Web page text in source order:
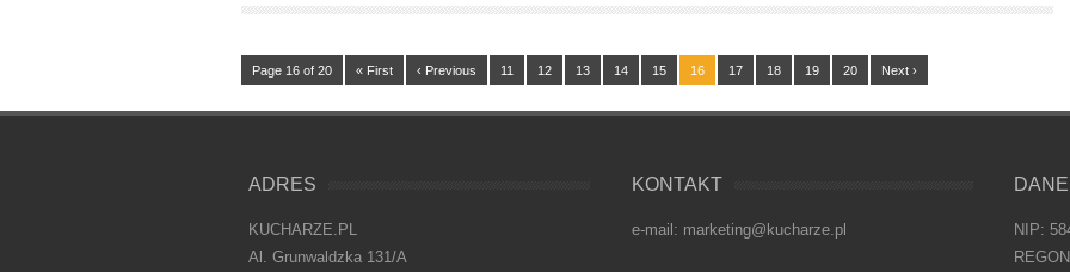
Page 16 of 20 « First ‹ Previous 11 12 13 14 15 16 17 18 19 20 Next ›
ADRES
KUCHARZE.PL
Al. Grunwaldzka 131/A
KONTAKT
e-mail: marketing@kucharze.pl
DANE
NIP: